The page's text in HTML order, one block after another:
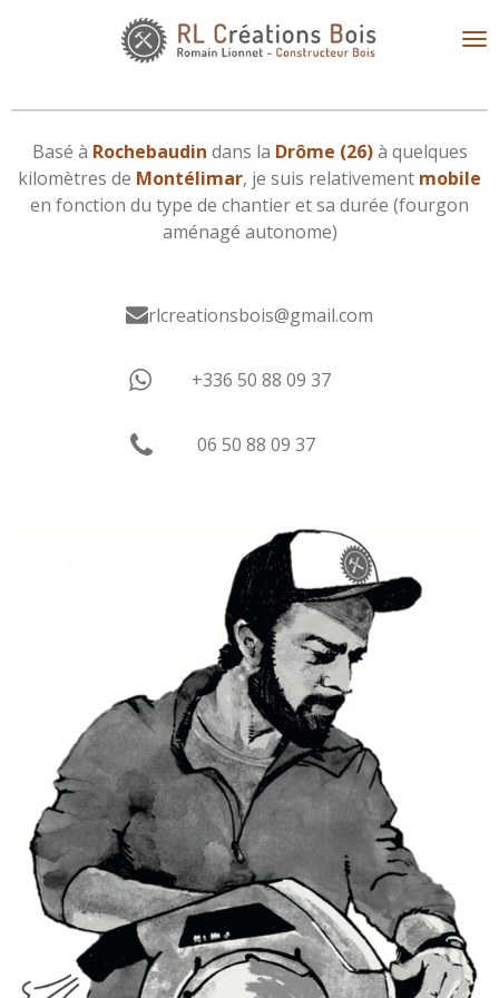
Basé à Rochebaudin dans la Drôme (26)à quelques
kilomètres de Montélimar, je suis relativement mobile
en fonction du type de chantier et sa durée (fourgon
aménagé autonome)
rlcreationsbois@gmail.com
+336 50 88 09 37
06 50 88 09 37